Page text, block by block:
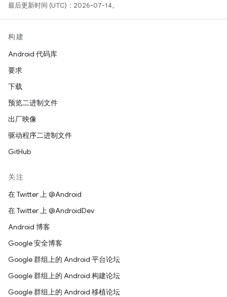
最后更新时间 (UTC)：2026-07-14。
构建
Android 代码库
要求
下载
预览二进制文件
出厂映像
驱动程序二进制文件
GitHub
关注
在 Twitter 上 @Android
在 Twitter 上 @AndroidDev
Android 博客
Google 安全博客
Google 群组上的 Android 平台论坛
Google 群组上的 Android 构建论坛
Google 群组上的 Android 移植论坛